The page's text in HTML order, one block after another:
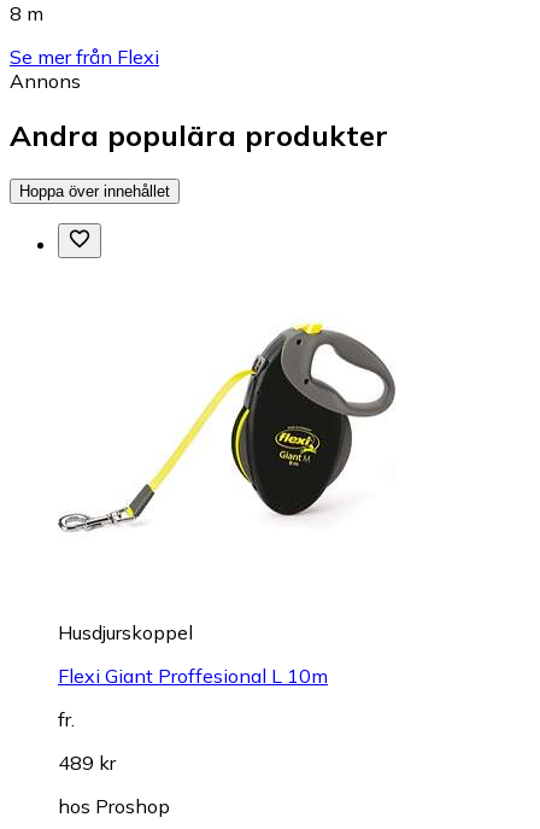
8 m
Se mer från Flexi
Annons
Andra populära produkter
Hoppa över innehållet
Husdjurskoppel
Flexi Giant Proffesional L 10m
fr.
489 kr
hos Proshop